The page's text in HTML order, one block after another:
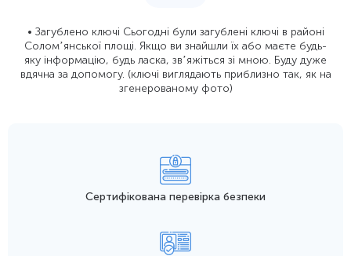
• Загублено ключі Сьогодні були загублені ключі в районі
Соломʼянської площі. Якщо ви знайшли їх або маєте будь-
яку інформацію, будь ласка, звʼяжіться зі мною. Буду дуже
вдячна за допомогу. (ключі виглядають приблизно так, як на
згенерованому фото)
Сертифікована перевірка безпеки